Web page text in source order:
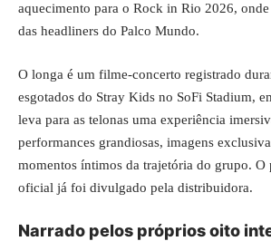
aquecimento para o Rock in Rio 2026, onde
das headliners do Palco Mundo.
O longa é um filme-concerto registrado
esgotados do Stray Kids no SoFi Stadium,
leva para as telonas uma experiência
performances grandiosas, imagens
momentos íntimos da trajetória do grupo. O
oficial já foi divulgado pela distribuidora.
Narrado pelos próprios oito